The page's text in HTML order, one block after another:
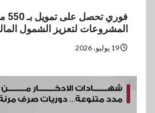
المشروعات لتعزيز الشمول